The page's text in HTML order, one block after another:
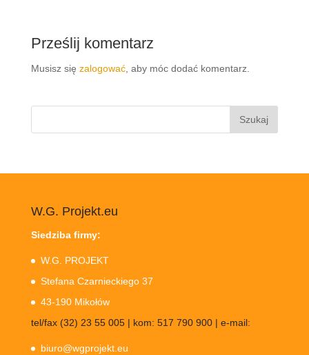
Prześlij komentarz
Musisz się zalogować, aby móc dodać komentarz.
Szukaj:
W.G. Projekt.eu
Siedziba firmy:
W.G. PROJEKT
Stefana Czarnieckiego 37
43-190 Mikołów
tel/fax (32) 23 55 005 | kom: 517 790 900 | e-mail:
biuro@wgprojekt.eu